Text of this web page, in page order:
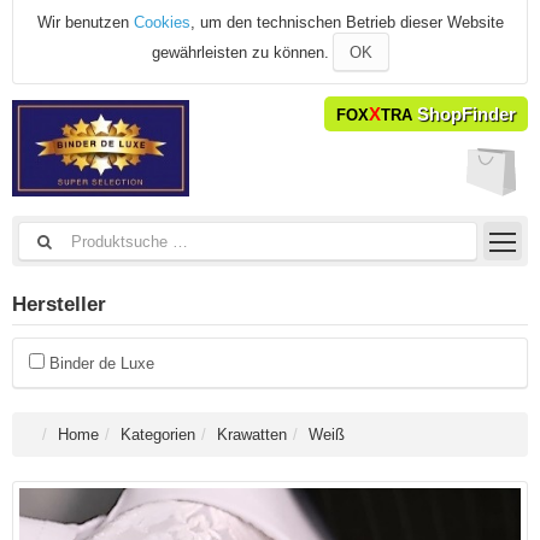
Wir benutzen Cookies, um den technischen Betrieb dieser Website
gewährleisten zu können.
OK
FOXXTRA ShopFinder
Hersteller
Binder de Luxe
Home Kategorien Krawatten Weiß